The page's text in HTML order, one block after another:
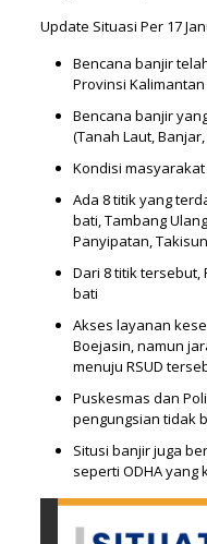
Update Situasi Per 17
Bencana banjir
Provinsi
Bencana banjir
(Tanah Laut,
Kondisi
Ada 8 titik yang
bati, Tambang
Panyipatan,
Dari 8 titik tersebut,
bati
Akses layanan
Boejasin, namun
menuju RSUD
Puskesmas dan
pengungsian tidak
Situsi banjir juga
seperti ODHA yang